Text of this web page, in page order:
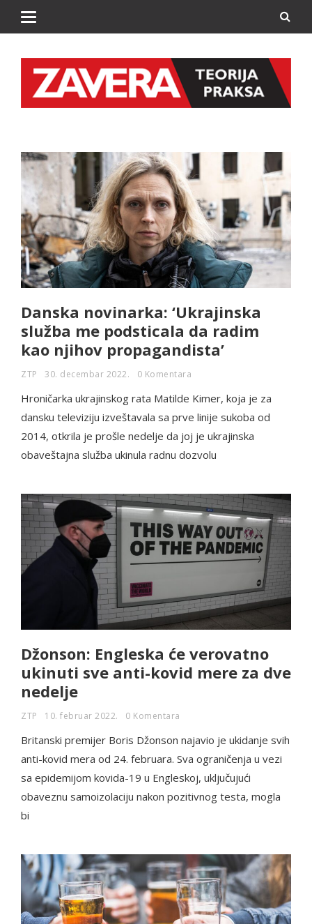
Danska novinarka: ‘Ukrajinska
služba me podsticala da radim
kao njihov propagandista’
ZTP 30. decembar 2022. 0 Komentara
Hroničarka ukrajinskog rata Matilde Kimer, koja je za
dansku televiziju izveštavala sa prve linije sukoba od
2014, otkrila je prošle nedelje da joj je ukrajinska
obaveštajna služba ukinula radnu dozvolu
Džonson: Engleska će verovatno
ukinuti sve anti-kovid mere za dve
nedelje
ZTP 10. februar 2022. 0 Komentara
Britanski premijer Boris Džonson najavio je ukidanje svih
anti-kovid mera od 24. februara. Sva ograničenja u vezi
sa epidemijom kovida-19 u Engleskoj, uključujući
obaveznu samoizolaciju nakon pozitivnog testa, mogla
bi